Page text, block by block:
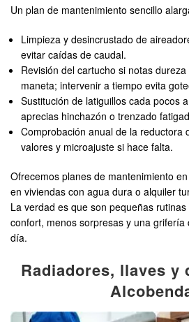
Un plan de mantenimiento sencillo
Limpieza y desincrustado de
evitar caídas de caudal.
Revisión del cartucho si notas
maneta; intervenir a tiempo evita
Sustitución de latiguillos cada pocos
aprecias hinchazón o trenzado
Comprobación anual de la reductora
valores y microajuste si hace falta.
Ofrecemos planes de mantenimiento
en viviendas con agua dura o alquiler
La verdad es que son pequeñas
confort, menos sorpresas y una grifería
día.
Radiadores, llaves y